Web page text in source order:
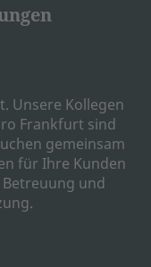
Unsere Kollegen
Frankfurt sind
gemeinsam
für Ihre Kunden
und